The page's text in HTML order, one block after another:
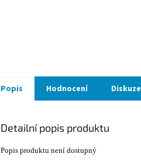
Popis Hodnocení Diskuze
Detailní popis produktu
Popis produktu není dostupný